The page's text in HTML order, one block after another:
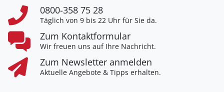
0800-358 75 28
Täglich von 9 bis 22 Uhr für Sie da.
Zum Kontaktformular
Wir freuen uns auf Ihre Nachricht.
Zum Newsletter anmelden
Aktuelle Angebote & Tipps erhalten.